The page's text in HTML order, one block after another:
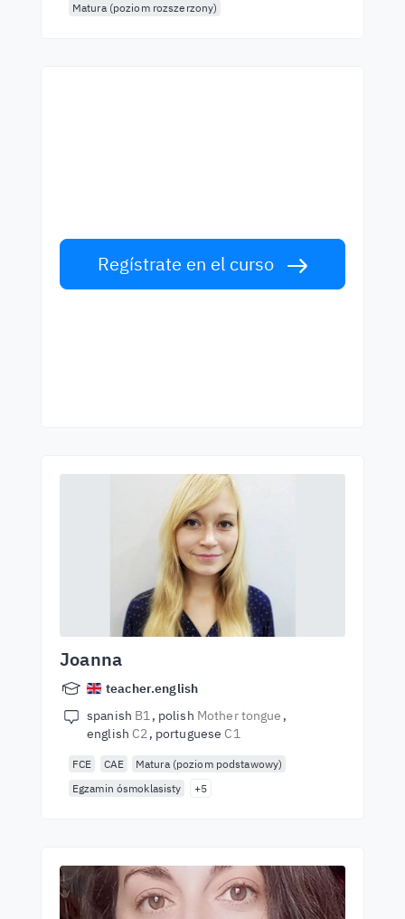
Matura (poziom rozszerzony)
Regístrate en el curso
Joanna
teacher.english
spanish B1 polish Mother tongue
english C2 portuguese C1
FCE CAE
Matura (poziom podstawowy)
Egzamin ósmoklasisty
+5